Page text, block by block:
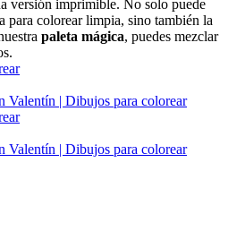
versión imprimible. No solo puede
para colorear limpia, sino también la
paleta mágica, puedes mezclar